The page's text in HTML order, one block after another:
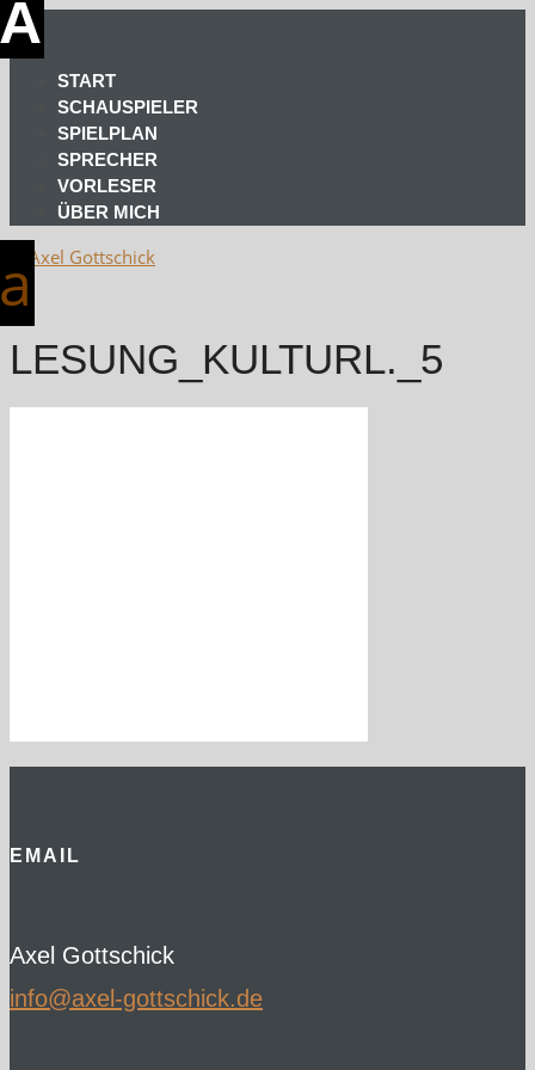
START
SCHAUSPIELER
SPIELPLAN
SPRECHER
VORLESER
ÜBER MICH
LESUNG_KULTURL._5
EMAIL
Axel Gottschick
ed.kcihcsttog-lexa@ofni